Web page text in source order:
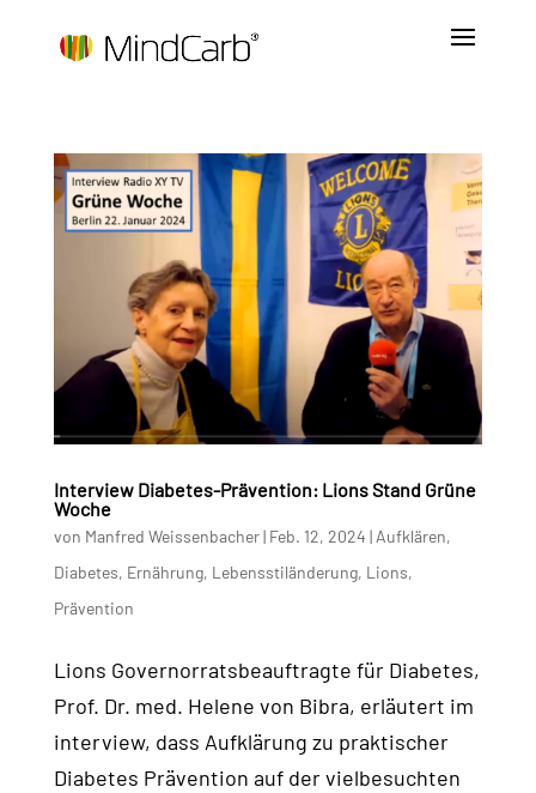
Interview Diabetes-Prävention: Lions Stand Grüne
Woche
von Manfred Weissenbacher| Feb. 12, 2024 |Aufklären,
Diabetes, Ernährung, Lebensstiländerung, Lions,
Prävention
Lions Governorratsbeauftragte für Diabetes,
Prof. Dr. med. Helene von Bibra, erläutert im
interview, dass Aufklärung zu praktischer
Diabetes Prävention auf der vielbesuchten